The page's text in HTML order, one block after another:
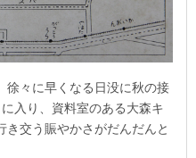
徐々に早くなる日没に秋の接
入り、資料室のある大森キ
き交う賑やかさがだんだんと